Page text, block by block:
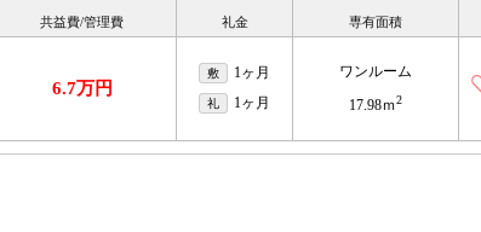
共益費/管理費
礼金
専有面積
6.7万円
敷 1ヶ月
礼 1ヶ月
ワンルーム
17.98ｍ2